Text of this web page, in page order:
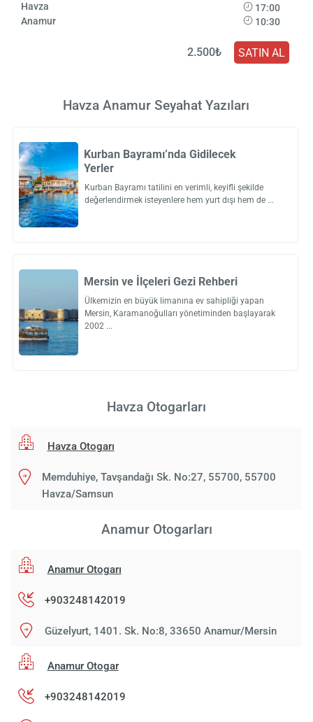
Havza
Anamur
17:00
10:30
2.500₺ SATIN AL
Havza Anamur Seyahat Yazıları
Kurban Bayramı’nda Gidilecek
Yerler
Kurban Bayramı tatilini en verimli, keyifli şekilde
değerlendirmek isteyenlere hem yurt dışı hem de
Mersin ve İlçeleri Gezi Rehberi
Ülkemizin en büyük limanına ev sahipliği yapan
Mersin, Karamanoğulları yönetiminden başlayarak
2002
Havza Otogarları
Havza Otogarı
Memduhiye, Tavşandağı Sk. No:27, 55700, 55700
Havza/Samsun
Anamur Otogarları
Anamur Otogarı
+903248142019
Güzelyurt, 1401. Sk. No:8, 33650 Anamur/Mersin
Anamur Otogar
+903248142019